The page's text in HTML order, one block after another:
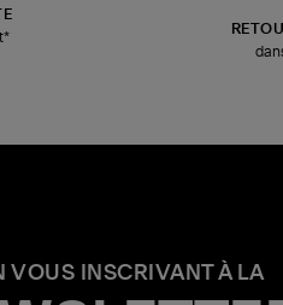
VOUS INSCRIVANT À LA